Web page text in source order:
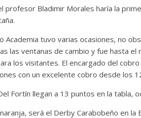
profesor Bladimir Morales haría la
Academia tuvo varias ocasiones, no
las ventanas de cambio y fue hasta el
los visitantes. El encargado del
con un excelente cobro desde los
Fortín llegan a 13 puntos en la tabla,
será el Derby Carabobeño en la